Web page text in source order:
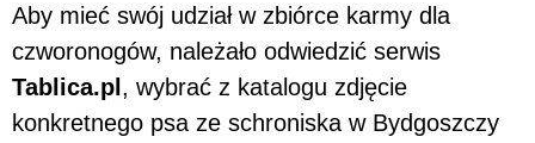
Aby mieć swój udział w zbiórce karmy dla
czworonogów, należało odwiedzić serwis
Tablica.pl, wybrać z katalogu zdjęcie
konkretnego psa ze schroniska w Bydgoszczy